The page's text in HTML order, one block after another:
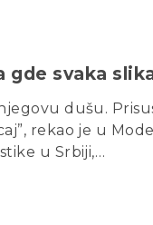
svaka
dušu.
rekao je u
u Srbiji,…